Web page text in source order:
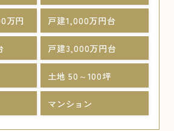
万円 戸建1,000万円台
戸建3,000万円台
土地 50～100坪
マンション